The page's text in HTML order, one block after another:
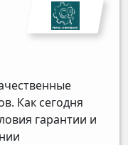
Как сегодня
гарантии и